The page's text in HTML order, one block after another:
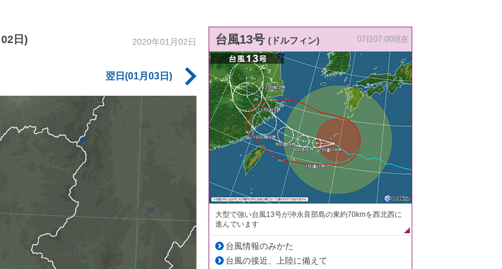
日) 2020年01月02日
翌日(01月03日)
台風13号 (ドルフィン) 07日07:00現在
大型で強い台風13号が沖永良部島の東約70kmを西北西に
進んでいます
台風情報のみかた
台風の接近、上陸に備えて